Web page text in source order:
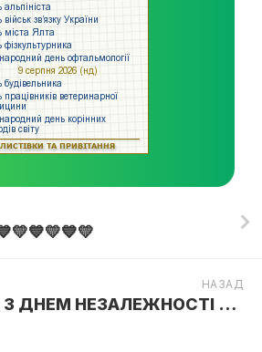
НАЗАД
💙💛ВІТАЄМО З ДНЕМ НЕЗАЛЕЖНОСТІ УКРАЇНИ!!!💙💛